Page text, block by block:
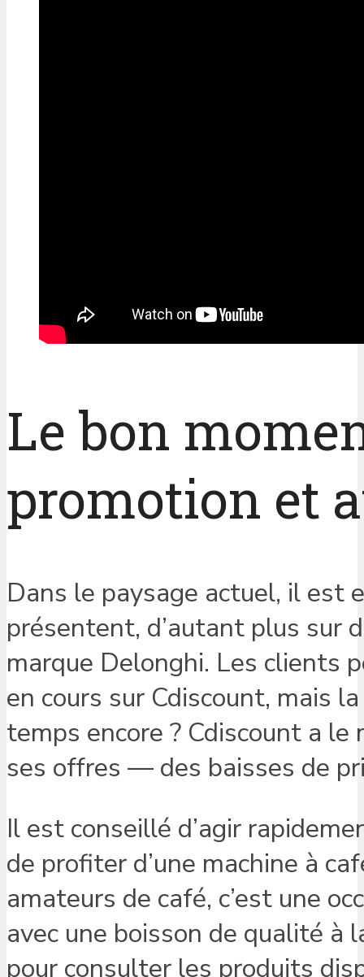
Le bon
promotion et
Dans le paysage actuel, il est
présentent, d’autant plus sur
marque Delonghi. Les clients
en cours sur Cdiscount, mais
temps encore ? Cdiscount a
ses offres — des baisses de
Il est conseillé d’agir
de profiter d’une machine à
amateurs de café, c’est une
avec une boisson de qualité à
pour consulter les produits